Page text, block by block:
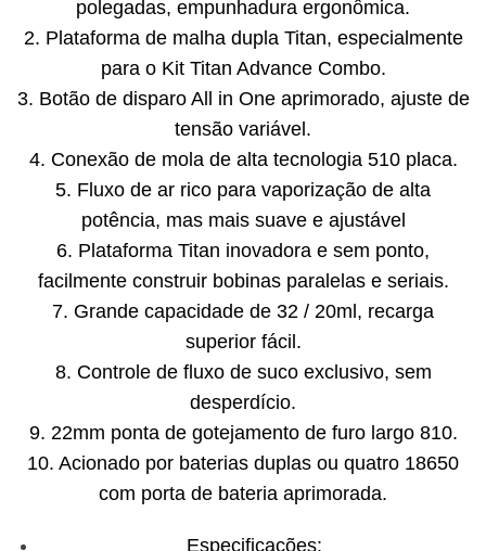
polegadas, empunhadura ergonômica.
2. Plataforma de malha dupla Titan, especialmente
para o Kit Titan Advance Combo.
3. Botão de disparo All in One aprimorado, ajuste de
tensão variável.
4. Conexão de mola de alta tecnologia 510 placa.
5. Fluxo de ar rico para vaporização de alta
potência, mas mais suave e ajustável
6. Plataforma Titan inovadora e sem ponto,
facilmente construir bobinas paralelas e seriais.
7. Grande capacidade de 32 / 20ml, recarga
superior fácil.
8. Controle de fluxo de suco exclusivo, sem
desperdício.
9. 22mm ponta de gotejamento de furo largo 810.
10. Acionado por baterias duplas ou quatro 18650
com porta de bateria aprimorada.
Especificações: